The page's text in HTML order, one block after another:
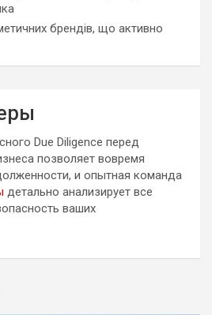
брендів, що активно
Due Diligence перед
позволяет вовремя
и опытная команда
детально анализирует все
ваших